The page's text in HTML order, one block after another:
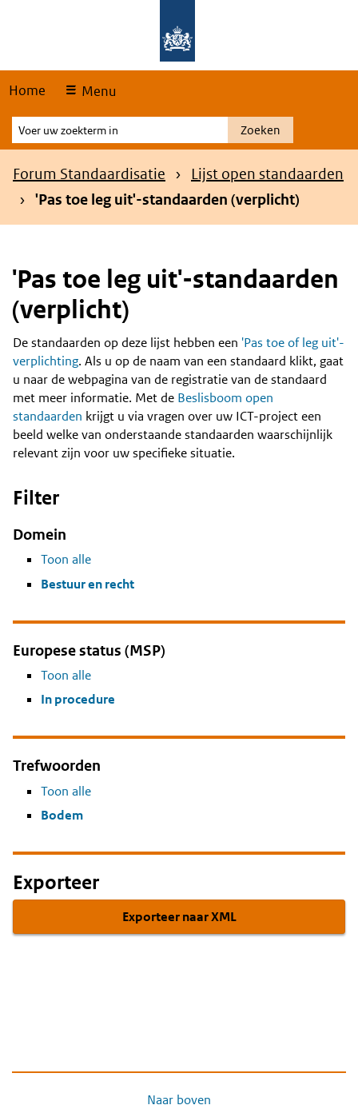
Home Menu
Voer
uw
zoekterm
Zoeken
Kruimelpad
Forum Standaardisatie
Lijst open standaarden
'Pas toe leg uit'-standaarden (verplicht)
'Pas toe leg uit'-standaarden
(verplicht)
Content
De standaarden op deze lijst hebben een 'Pas toe of leg uit'-
verplichting. Als u op de naam van een standaard klikt, gaat
u naar de webpagina van de registratie van de standaard
met meer informatie. Met de Beslisboom open
standaarden krijgt u via vragen over uw ICT-project een
beeld welke van onderstaande standaarden waarschijnlijk
relevant zijn voor uw specifieke situatie.
Filter
Domein
Toon alle
Bestuur en recht
Europese status (MSP)
Toon alle
In procedure
Trefwoorden
Toon alle
Bodem
Exporteer
Exporteer naar XML
Naar boven